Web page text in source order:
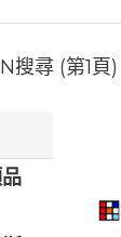
搜尋 (第1頁)